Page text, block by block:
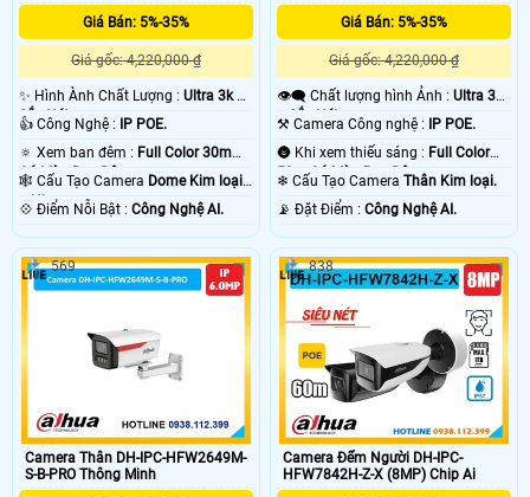
Giá Bán: 5%-35%
Giá gốc: 4,220,000 ₫
✨ Hình Ành Chất Lượng : Ultra 3k +
Sắc Nét .
👍 Công Nghệ :
IP POE.
🔅 Xem ban đêm : Full Color 30m
Có Màu Ban Ðêm.
🕸️ Cấu Tạo Camera Dome Kim loại
+ Nhựa.
️💠 Điểm Nỗi Bật : Công Nghệ AI.
Giá Bán: 5%-35%
Giá gốc: 4,220,000 ₫
👁️‍🗨 Chất lượng hình Ảnh :Ultra 3k
+ Sắc Nét .
⚒ Camera Công nghệ :
IP POE.
🌚 Khi xem thiếu sáng : Full Color
50m Có Màu Ban Ðêm.
❄ Cấu Tạo CameraThân Kim loại.
️📡 Đặt Điểm :Công Nghệ AI.
Camera Thân DH-IPC-HFW2649M-
S-B-PRO Thông Minh
569
Camera Đếm Người DH-IPC-
HFW7842H-Z-X (8MP) Chip Ai
838